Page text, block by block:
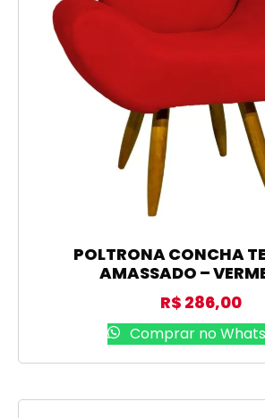
POLTRONA CONCHA
AMASSADO –
R$ 286,00
Comprar no